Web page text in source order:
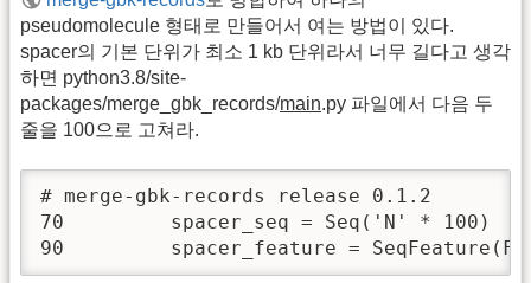
pseudomolecule 형태로 만들어서 여는 방법이 있다.
spacer의 기본 단위가 최소 1 kb 단위라서 너무 길다고 생각
하면 python3.8/site-
packages/merge_gbk_records/main.py 파일에서 다음 두
줄을 100으로 고쳐라.
# merge-gbk-records release 0.1.2
70         spacer_seq = Seq('N' * 100)
90         spacer_feature =